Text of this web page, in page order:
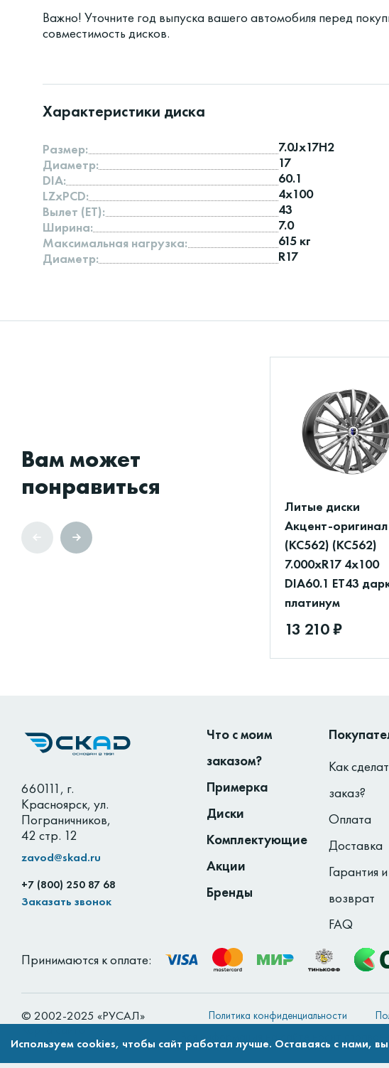
Важно! Уточните год выпуска вашего автомобиля перед
совместимость дисков.
Характеристики диска
Размер:
7.0Jx17H2
Диаметр:
17
DIA:
60.1
LZxPCD:
4x100
Вылет (ET):
43
Ширина:
7.0
Максимальная нагрузка:
615 кг
Диаметр:
R17
Вам может
понравиться
Литые диски
Акцент-оригинал
(КС562) (КС562)
7.000xR17 4x100
DIA60.1 ET43
платинум
13 210 ₽
660111, г.
Красноярск, ул.
Пограничников,
42 стр. 12
zavod@skad.ru
+7 (800) 250 87 68
Заказать звонок
Что с моим
заказом?
Примерка
Диски
Комплектующие
Акции
Бренды
Как
заказ?
Оплата
Доставка
Гарантия и
возврат
FAQ
Принимаются к оплате:
© 2002-2025 «РУСАЛ»
Политика конфиденциальности
Вся информация на сайте носит
Используем cookies, чтобы сайт работал лучше. Оставаясь с нами, вы